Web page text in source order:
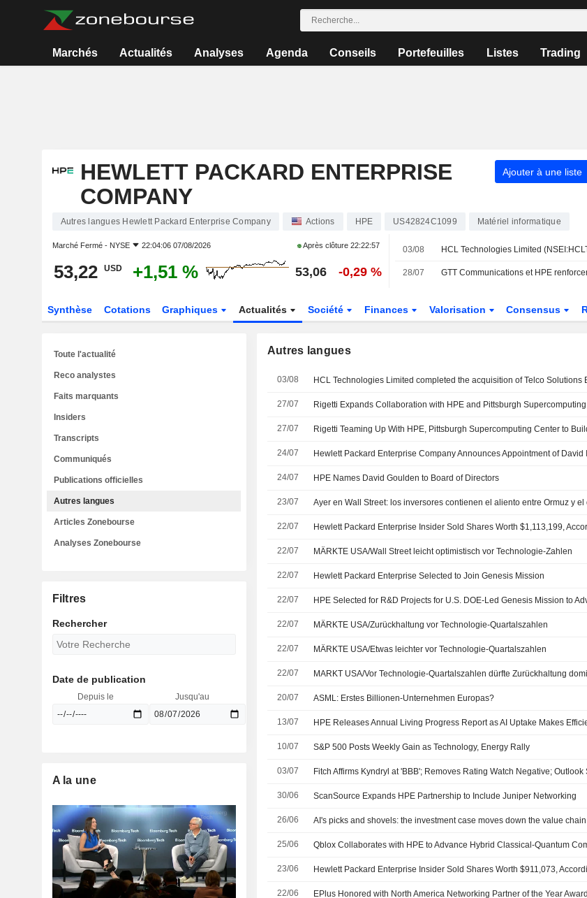
Marchés Actualités Analyses Agenda Conseils Portefeuilles Listes Trading
HEWLETT PACKARD ENTERPRISE
COMPANY
Ajouter à une liste
Autres langues Hewlett Packard Enterprise Company Actions HPE US42824C1099 Matériel informatique
Marché Fermé - NYSE 22:04:06 07/08/2026 Après clôture 22:22:57
53,22 USD +1,51 % 53,06 -0,29 %
03/08
28/07
Synthèse Cotations Graphiques Actualités Société Finances Valorisation Consensus
Autres langues
03/08
27/07
27/07
24/07
24/07 HPE Names David Goulden to Board of Directors
23/07
22/07
22/07 MÄRKTE USA/Wall Street leicht optimistisch vor Technologie-Zahlen
22/07 Hewlett Packard Enterprise Selected to Join Genesis Mission
22/07
22/07 MÄRKTE USA/Zurückhaltung vor Technologie-Quartalszahlen
22/07 MÄRKTE USA/Etwas leichter vor Technologie-Quartalszahlen
22/07 MARKT USA/Vor Technologie-Quartalszahlen dürfte Zurückhaltung
20/07 ASML: Erstes Billionen-Unternehmen Europas?
13/07
10/07 S&P 500 Posts Weekly Gain as Technology, Energy Rally
03/07 Fitch Affirms Kyndryl at 'BBB'; Removes Rating Watch Negative; Outlook
30/06 ScanSource Expands HPE Partnership to Include Juniper Networking
26/06 AI's picks and shovels: the investment case moves down the value chain
25/06 Qblox Collaborates with HPE to Advance Hybrid Classical-Quantum
23/06
22/06
Toute l'actualité
Reco analystes
Faits marquants
Insiders
Transcripts
Communiqués
Publications officielles
Autres langues
Articles Zonebourse
Analyses Zonebourse
Filtres
Rechercher
Date de publication
Depuis le Jusqu'au
A la une